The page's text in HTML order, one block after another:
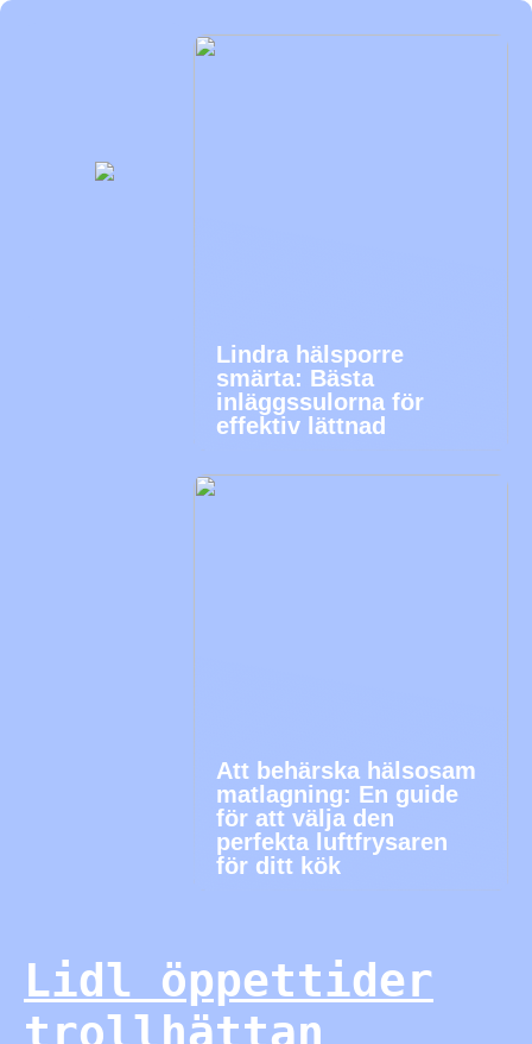
Lindra hälsporre
smärta: Bästa
inläggssulorna för
effektiv lättnad
Att behärska hälsosam
matlagning: En guide
för att välja den
perfekta luftfrysaren
för ditt kök
Lidl öppettider